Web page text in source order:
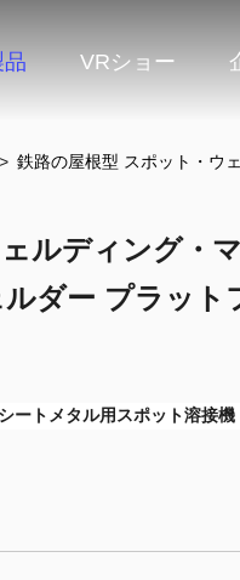
品 VRショー
> 鉄路の屋根型 スポット・ウ
ルディング・
ダー プラット
シートメタル用スポット溶接機